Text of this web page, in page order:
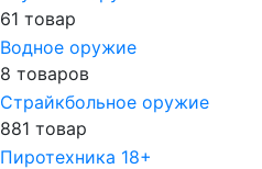
61 товар
Водное оружие
8 товаров
Страйкбольное оружие
881 товар
Пиротехника 18+